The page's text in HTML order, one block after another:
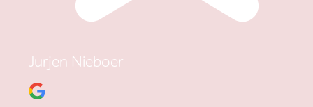
Jurjen Nieboer